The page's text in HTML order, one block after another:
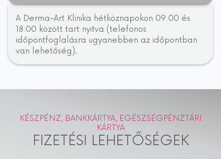
A Derma-Art Klinika hétköznapokon 09:00 és
18:00 között tart nyitva (telefonos
időpontfoglalásra ugyanebben az időpontban
van lehetőség).
KÉSZPÉNZ, BANKKÁRTYA, EGÉSZSÉGPÉNZTÁRI
KÁRTYA
FIZETÉSI LEHETŐSÉGEK